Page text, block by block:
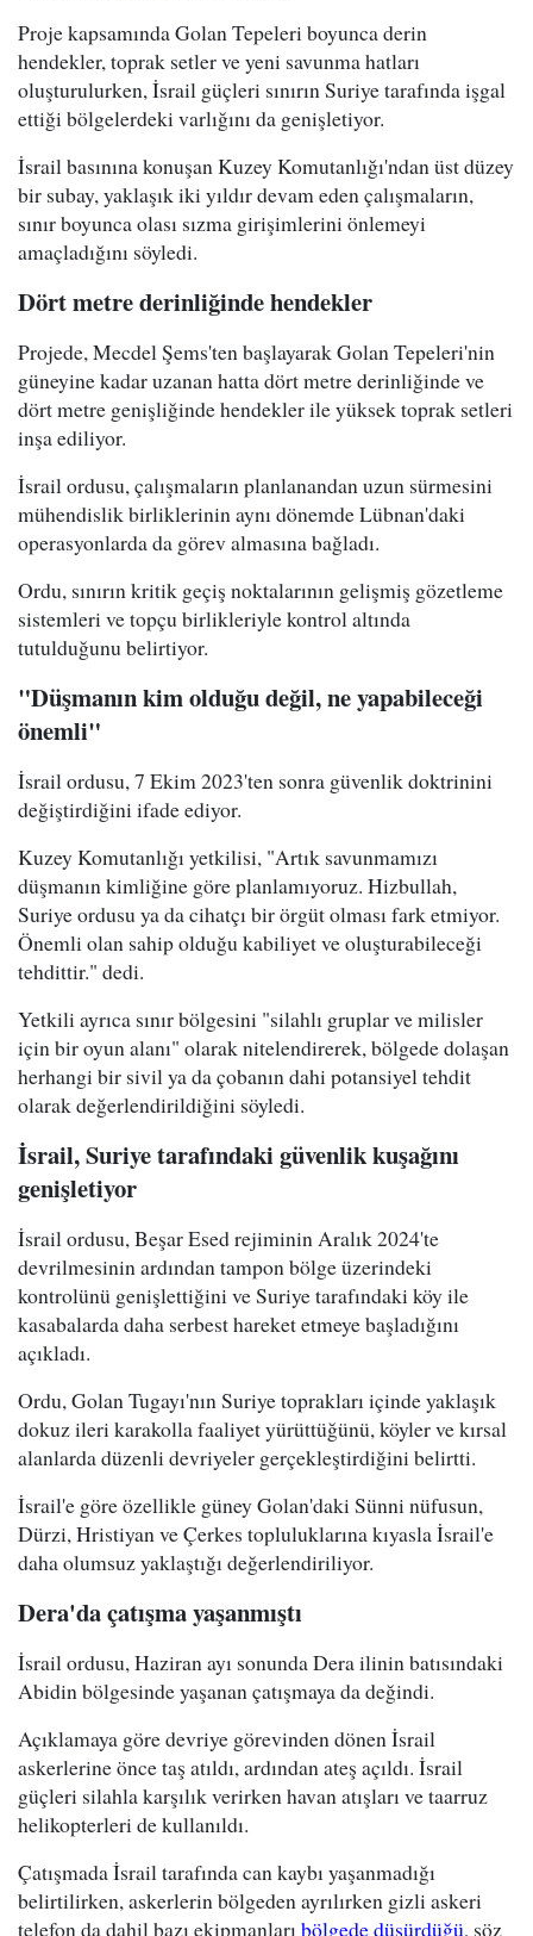
Proje kapsamında Golan Tepeleri boyunca derin
hendekler, toprak setler ve yeni savunma hatları
oluşturulurken, İsrail güçleri sınırın Suriye tarafında işgal
ettiği bölgelerdeki varlığını da genişletiyor.
İsrail basınına konuşan Kuzey Komutanlığı'ndan üst düzey
bir subay, yaklaşık iki yıldır devam eden çalışmaların,
sınır boyunca olası sızma girişimlerini önlemeyi
amaçladığını söyledi.
Dört metre derinliğinde hendekler
Projede, Mecdel Şems'ten başlayarak Golan Tepeleri'nin
güneyine kadar uzanan hatta dört metre derinliğinde ve
dört metre genişliğinde hendekler ile yüksek toprak setleri
inşa ediliyor.
İsrail ordusu, çalışmaların planlanandan uzun sürmesini
mühendislik birliklerinin aynı dönemde Lübnan'daki
operasyonlarda da görev almasına bağladı.
Ordu, sınırın kritik geçiş noktalarının gelişmiş gözetleme
sistemleri ve topçu birlikleriyle kontrol altında
tutulduğunu belirtiyor.
"Düşmanın kim olduğu değil, ne yapabileceği
önemli"
İsrail ordusu, 7 Ekim 2023'ten sonra güvenlik doktrinini
değiştirdiğini ifade ediyor.
Kuzey Komutanlığı yetkilisi, "Artık savunmamızı
düşmanın kimliğine göre planlamıyoruz. Hizbullah,
Suriye ordusu ya da cihatçı bir örgüt olması fark etmiyor.
Önemli olan sahip olduğu kabiliyet ve oluşturabileceği
tehdittir." dedi.
Yetkili ayrıca sınır bölgesini "silahlı gruplar ve milisler
için bir oyun alanı" olarak nitelendirerek, bölgede dolaşan
herhangi bir sivil ya da çobanın dahi potansiyel tehdit
olarak değerlendirildiğini söyledi.
İsrail, Suriye tarafındaki güvenlik kuşağını
genişletiyor
İsrail ordusu, Beşar Esed rejiminin Aralık 2024'te
devrilmesinin ardından tampon bölge üzerindeki
kontrolünü genişlettiğini ve Suriye tarafındaki köy ile
kasabalarda daha serbest hareket etmeye başladığını
açıkladı.
Ordu, Golan Tugayı'nın Suriye toprakları içinde yaklaşık
dokuz ileri karakolla faaliyet yürüttüğünü, köyler ve kırsal
alanlarda düzenli devriyeler gerçekleştirdiğini belirtti.
İsrail'e göre özellikle güney Golan'daki Sünni nüfusun,
Dürzi, Hristiyan ve Çerkes topluluklarına kıyasla İsrail'e
daha olumsuz yaklaştığı değerlendiriliyor.
Dera'da çatışma yaşanmıştı
İsrail ordusu, Haziran ayı sonunda Dera ilinin batısındaki
Abidin bölgesinde yaşanan çatışmaya da değindi.
Açıklamaya göre devriye görevinden dönen İsrail
askerlerine önce taş atıldı, ardından ateş açıldı. İsrail
güçleri silahla karşılık verirken havan atışları ve taarruz
helikopterleri de kullanıldı.
Çatışmada İsrail tarafında can kaybı yaşanmadığı
belirtilirken, askerlerin bölgeden ayrılırken gizli askeri
telefon da dahil bazı ekipmanları bölgede düşürdüğü, söz